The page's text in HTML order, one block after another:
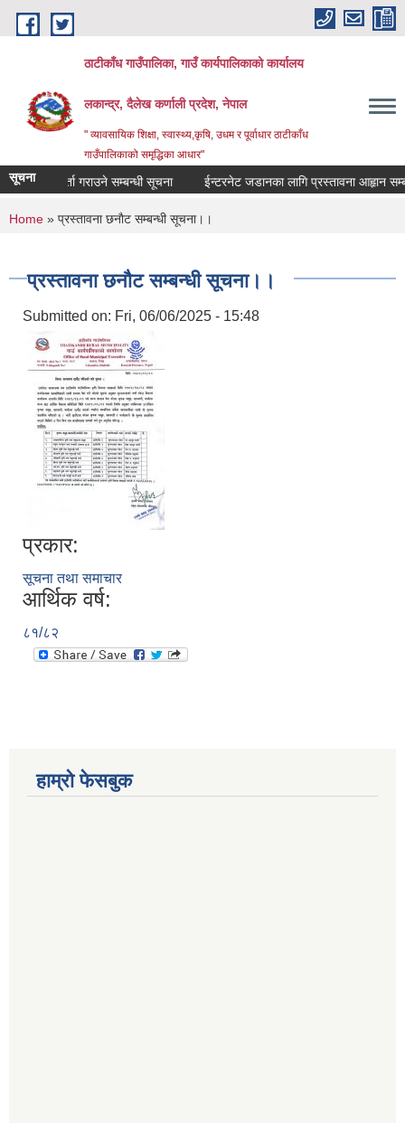
Skip to main content
ठाटीकाँध गाउँपालिका, गाउँ कार्यपालिकाको कार्यालय
लकान्द्र, दैलेख कर्णाली प्रदेश, नेपाल
" व्यावसायिक शिक्षा, स्वास्थ्य,कृषि, उधम र पूर्वाधार ठाटीकाँध
गाउँपालिकाको समृद्धिका आधार"
सूचना
सूचिमा दर्ता गराउने सम्बन्धी सूचना ईन्टरनेट जडानका लागि प्रस्तावना आहृान
You are here
Home » प्रस्तावना छनाैट सम्बन्धी सूचना।।
प्रस्तावना छनाैट सम्बन्धी सूचना।।
Submitted on: Fri, 06/06/2025 - 15:48
प्रकार:
सूचना तथा समाचार
आर्थिक वर्ष:
८१/८२
हाम्रो फेसबुक